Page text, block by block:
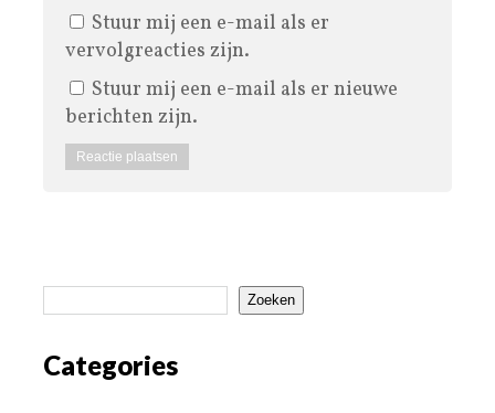
Stuur mij een e-mail als er
vervolgreacties zijn.
Stuur mij een e-mail als er nieuwe
berichten zijn.
Zoeken
Categories